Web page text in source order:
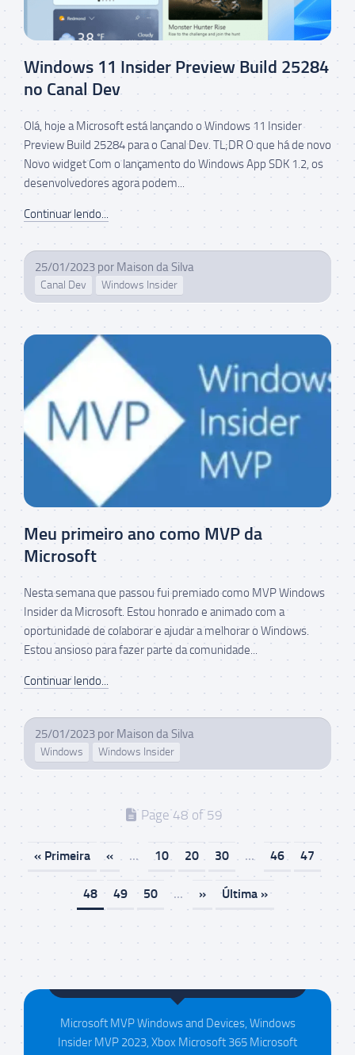
Windows 11 Insider Preview Build 25284
no Canal Dev
Olá, hoje a Microsoft está lançando o Windows 11 Insider
Preview Build 25284 para o Canal Dev. TL;DR O que há de novo
Novo widget Com o lançamento do Windows App SDK 1.2, os
desenvolvedores agora podem...
Continuar lendo...
25/01/2023 por Maison da Silva
Canal Dev Windows Insider
Meu primeiro ano como MVP da
Microsoft
Nesta semana que passou fui premiado como MVP Windows
Insider da Microsoft. Estou honrado e animado com a
oportunidade de colaborar e ajudar a melhorar o Windows.
Estou ansioso para fazer parte da comunidade...
Continuar lendo...
25/01/2023 por Maison da Silva
Windows Windows Insider
Page 48 of 59
« Primeira « ... 10 20 30 ... 46 47
48 49 50 ... » Última »
Maison da Silva
Microsoft MVP Windows and Devices, Windows
Insider MVP 2023, Xbox Microsoft 365 Microsoft